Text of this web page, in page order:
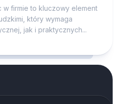
w firmie to kluczowy element
który wymaga
jak i praktycznych...